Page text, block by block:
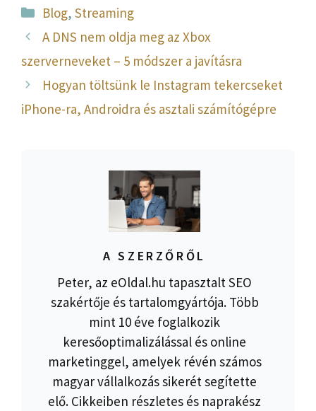
Kategória
Blog,Streaming
A DNS nem oldja meg az Xbox
szerverneveket – 5 módszer a javításra
Hogyan töltsünk le Instagram tekercseket
iPhone-ra, Androidra és asztali számítógépre
A SZERZŐRŐL
Peter, az eOldal.hu tapasztalt SEO
szakértője és tartalomgyártója. Több
mint 10 éve foglalkozik
keresőoptimalizálással és online
marketinggel, amelyek révén számos
magyar vállalkozás sikerét segítette
elő. Cikkeiben részletes és naprakész